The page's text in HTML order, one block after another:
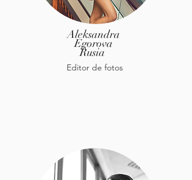
Aleksandra
Egorova
Rusia
Editor de fotos